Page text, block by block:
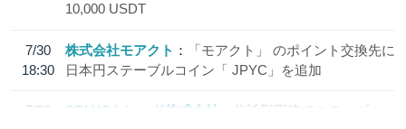
10,000 USDT
7/30
18:30
株式会社モアクト
「モアクト」 のポイント交換先に
日本円ステーブルコイン「 JPYC」を追加
7/29
SBI VCトレード株式会社
信託型円建てステーブル